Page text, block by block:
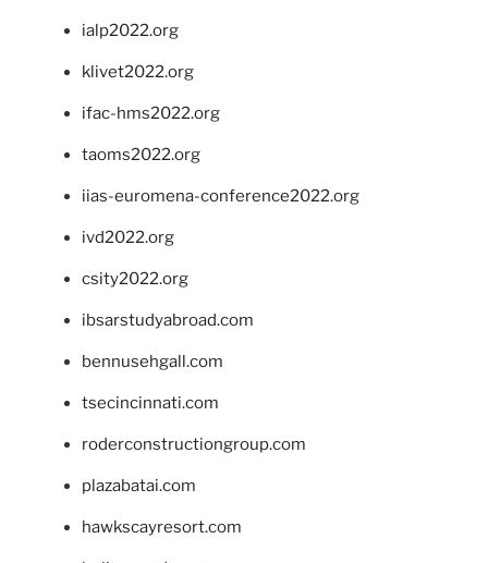
ialp2022.org
klivet2022.org
ifac-hms2022.org
taoms2022.org
iias-euromena-conference2022.org
ivd2022.org
csity2022.org
ibsarstudyabroad.com
bennusehgall.com
tsecincinnati.com
roderconstructiongroup.com
plazabatai.com
hawkscayresort.com